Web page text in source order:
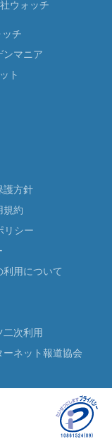
ウォッチ
チ
ンマニア
ト
護方針
規約
リシー
利用について
二次利用
ーネット報道協会